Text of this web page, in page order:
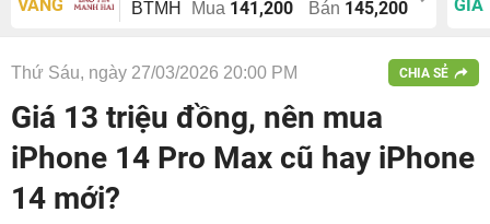
VÀNG
BTMH Mua 141,200 Bán 145,200
GIÁ
Thứ Sáu, ngày 27/03/2026 20:00 PM CHIA SẺ
Giá 13 triệu đồng, nên mua
iPhone 14 Pro Max cũ hay iPhone
14 mới?